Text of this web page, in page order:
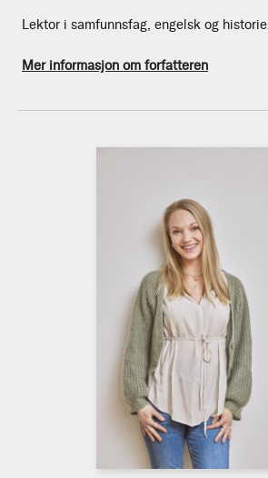
Lektor i samfunnsfag, engelsk og historie.
Mer informasjon om forfatteren